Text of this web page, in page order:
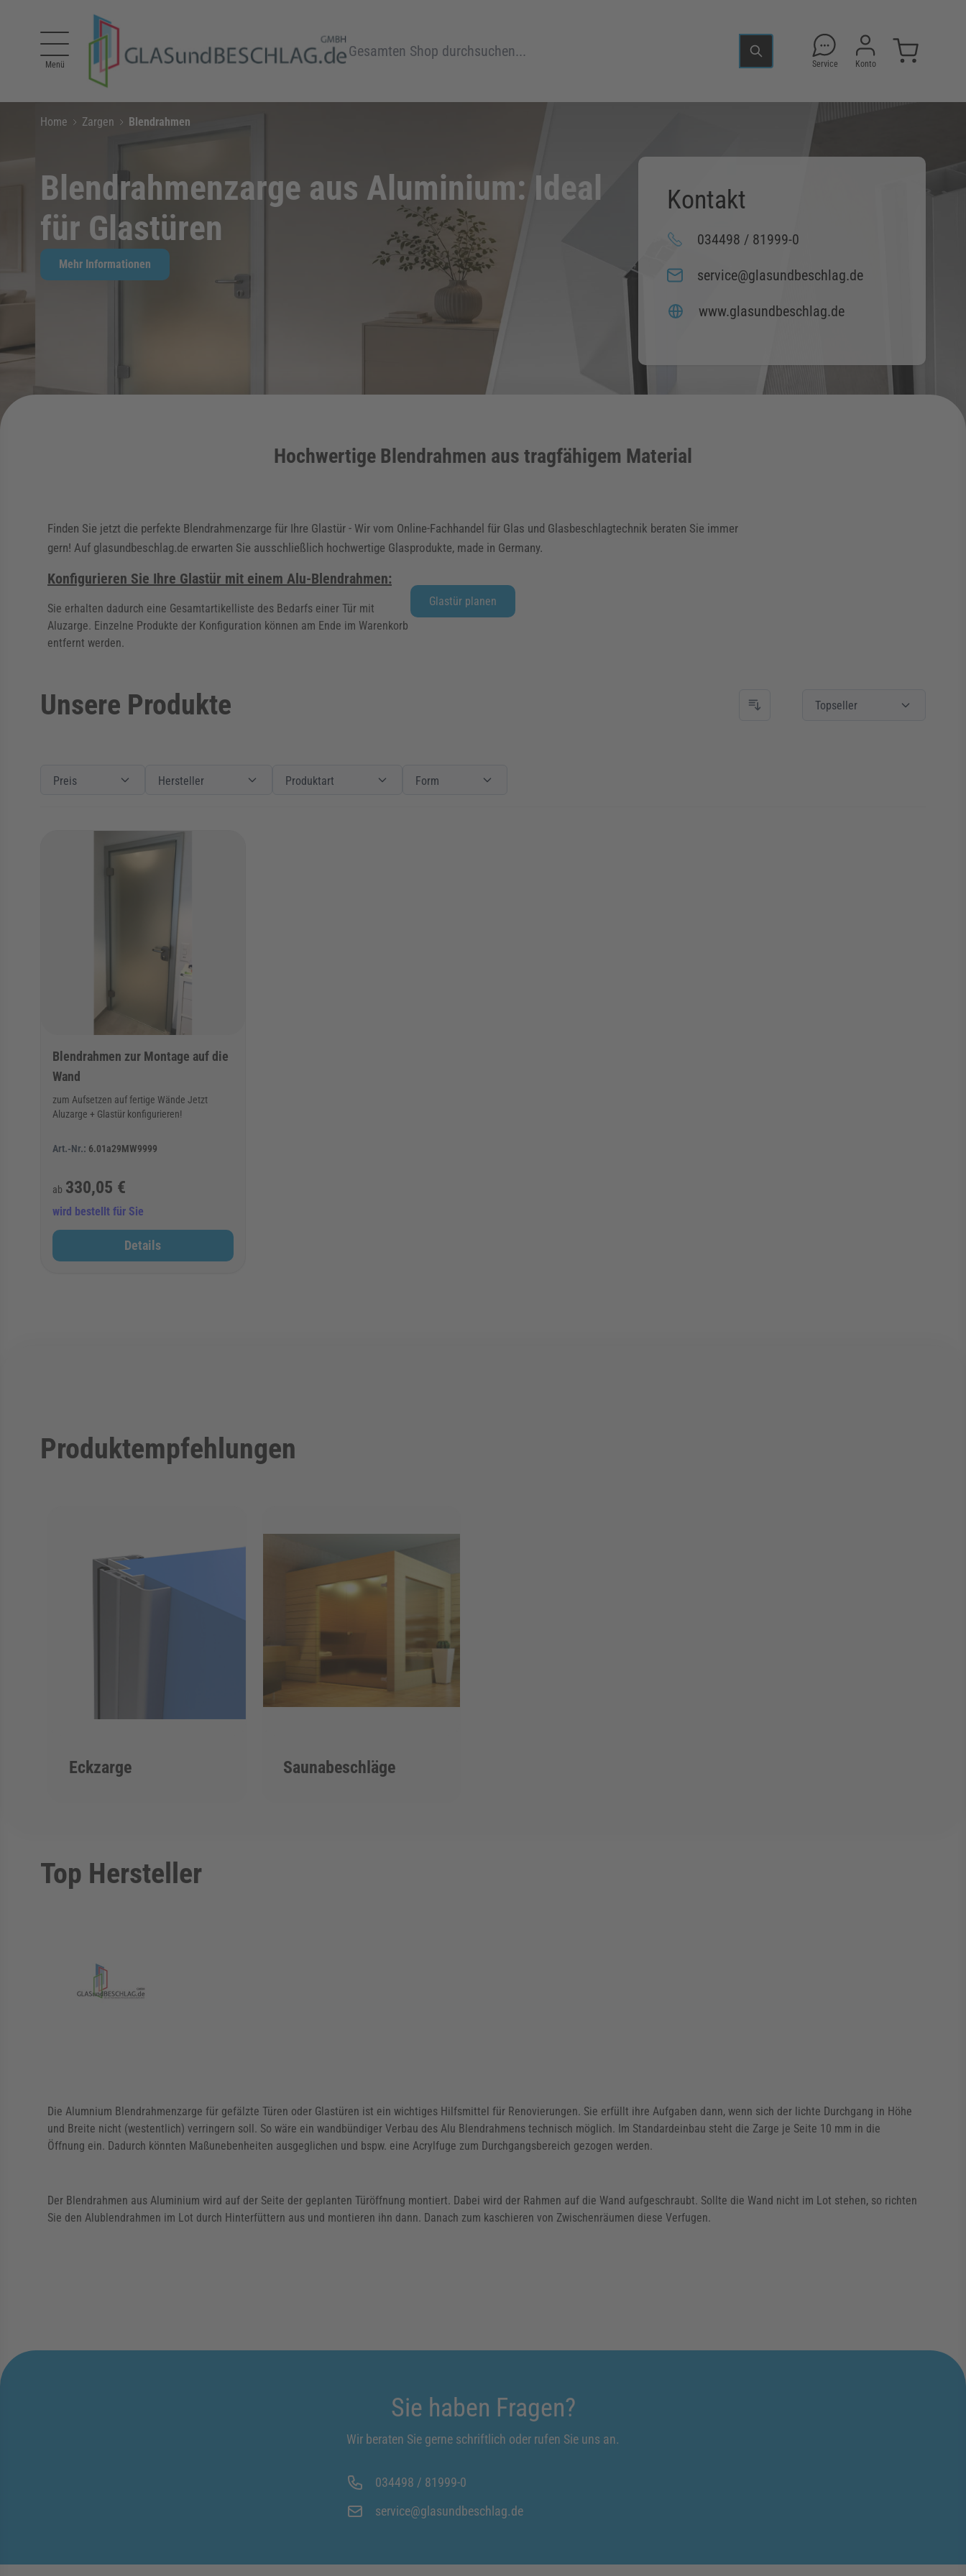
Menü Service Konto
Home Zargen Blendrahmen
Blendrahmenzarge aus Aluminium: Ideal
für Glastüren
Mehr Informationen
Kontakt
034498 / 81999-0
service@glasundbeschlag.de
www.glasundbeschlag.de
Hochwertige Blendrahmen aus tragfähigem Material
Finden Sie jetzt die perfekte Blendrahmenzarge für Ihre Glastür - Wir vom Online-Fachhandel für Glas und Glasbeschlagtechnik beraten Sie immer
gern! Auf glasundbeschlag.de erwarten Sie ausschließlich hochwertige Glasprodukte, made in Germany.
Konfigurieren Sie Ihre Glastür mit einem Alu-Blendrahmen:
Sie erhalten dadurch eine Gesamtartikelliste des Bedarfs einer Tür mit
Aluzarge. Einzelne Produkte der Konfiguration können am Ende im Warenkorb
entfernt werden.
Glastür planen
Unsere Produkte Topseller
Preis Hersteller Produktart Form
Blendrahmen zur Montage auf die
Wand
zum Aufsetzen auf fertige Wände Jetzt
Aluzarge + Glastür konfigurieren!
Art.-Nr.: 6.01a29MW9999
ab 330,05 €
wird bestellt für Sie
Details
Produktempfehlungen
Eckzarge Saunabeschläge
Top Hersteller
Die Alumnium Blendrahmenzarge für gefälzte Türen oder Glastüren ist ein wichtiges Hilfsmittel für Renovierungen. Sie erfüllt ihre Aufgaben dann, wenn sich der lichte Durchgang in Höhe
und Breite nicht (westentlich) verringern soll. So wäre ein wandbündiger Verbau des Alu Blendrahmens technisch möglich. Im Standardeinbau steht die Zarge je Seite 10 mm in die
Öffnung ein. Dadurch könnten Maßunebenheiten ausgeglichen und bspw. eine Acrylfuge zum Durchgangsbereich gezogen werden.
Der Blendrahmen aus Aluminium wird auf der Seite der geplanten Türöffnung montiert. Dabei wird der Rahmen auf die Wand aufgeschraubt. Sollte die Wand nicht im Lot stehen, so richten
Sie den Alublendrahmen im Lot durch Hinterfüttern aus und montieren ihn dann. Danach zum kaschieren von Zwischenräumen diese Verfugen.
Sie haben Fragen?
Wir beraten Sie gerne schriftlich oder rufen Sie uns an.
034498 / 81999-0
service@glasundbeschlag.de